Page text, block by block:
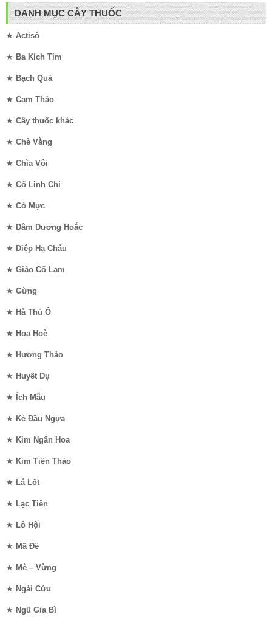
DANH MỤC CÂY THUỐC
★ Actisô
★ Ba Kích Tím
★ Bạch Quả
★ Cam Thảo
★ Cây thuốc khác
★ Chè Vằng
★ Chìa Vôi
★ Cổ Linh Chi
★ Cỏ Mực
★ Dâm Dương Hoắc
★ Diệp Hạ Châu
★ Giảo Cổ Lam
★ Gừng
★ Hà Thủ Ô
★ Hoa Hoè
★ Hương Thảo
★ Huyết Dụ
★ Ích Mẫu
★ Ké Đầu Ngựa
★ Kim Ngân Hoa
★ Kim Tiền Thảo
★ Lá Lốt
★ Lạc Tiên
★ Lô Hội
★ Mã Đề
★ Mè – Vừng
★ Ngải Cứu
★ Ngũ Gia Bì